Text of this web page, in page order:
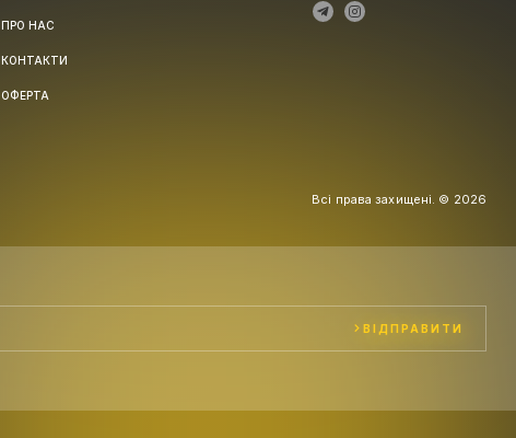
ПРО НАС
КОНТАКТИ
ОФЕРТА
Всі права захищені. © 2026
ВІДПРАВИТИ